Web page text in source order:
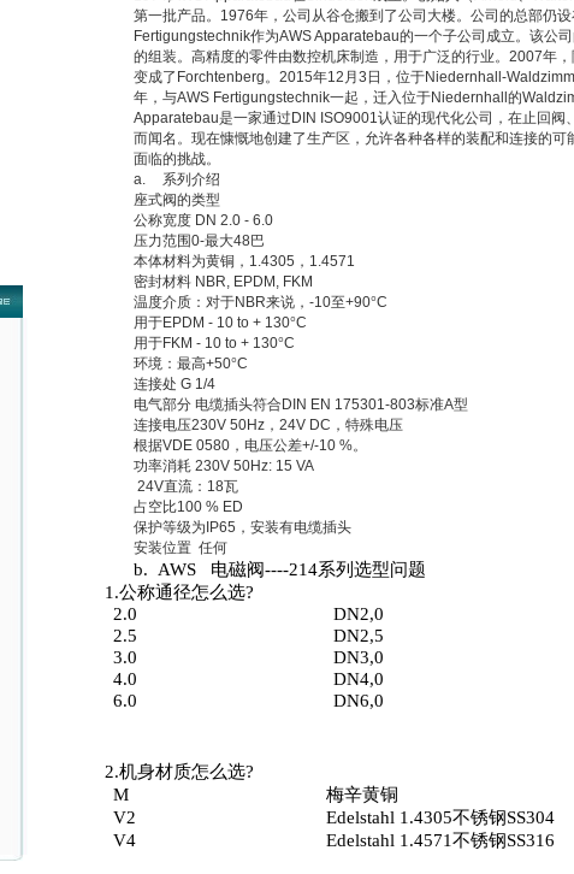
第一批产品。 1976年，公司从谷仓搬到了公司大楼。公司的总部仍
Fertigungstechnik作为AWS Apparatebau的一个子公司成立。该公
的组装。高精度的零件由数控机床制造，用于广泛的行业。 2007年
变成了 Forchtenberg。 2015年12 月 3 日，位于Niedernhall-
年，与AWS Fertigungstechnik一起，迁入位于Niedernhall 的
Apparatebau是一家通过 DIN ISO9001认证的现代化公司，在止回阀
而闻名。现在慷慨地创建了生产区，允许各种各样的装配和连接的
面临的挑战。
a.
系列介绍
座式阀的类型
公称宽度 DN 2.0 - 6.0
压力范围0-最大48巴
本体材料为黄铜， 1.4305 ， 1.4571
密封材料 NBR, EPDM, FKM
温度介质：对于NBR来说， -10至+90°C
用于EPDM - 10 to + 130°C
用于FKM - 10 to + 130°C
环境：最高+50°C
连接处 G 1/4
电气部分 电缆插头符合 DIN EN 175301-803标准A型
连接电压230V 50Hz ， 24V DC ，特殊电压
根据VDE 0580 ，电压公差+/-10 %。
功率消耗 230V 50Hz: 15 VA
24V直流： 18瓦
占空比100 % ED
保护等级为 IP65 ，安装有电缆插头
安装位置 任何
b. AWS 电磁阀----214系列选型问题
1.公称通径怎么选?
2.0
DN2,0
2.5
DN2,5
3.0
DN3,0
4.0
DN4,0
6.0
DN6,0
2.机身材质怎么选?
M
梅辛黄铜
V2
Edelstahl 1.4305不锈钢SS304
V4
Edelstahl 1.4571不锈钢SS316